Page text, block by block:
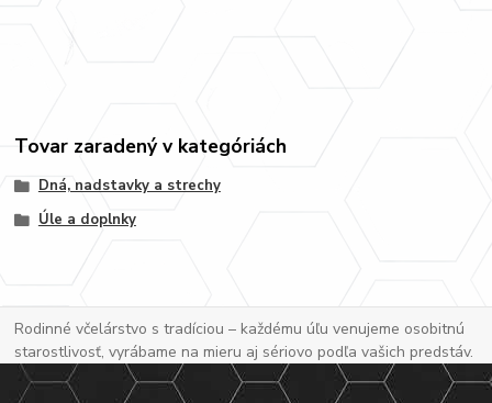
Tovar zaradený v kategóriách
Dná, nadstavky a strechy
Úle a doplnky
Rodinné včelárstvo s tradíciou – každému úľu venujeme osobitnú
starostlivosť, vyrábame na mieru aj sériovo podľa vašich predstáv.